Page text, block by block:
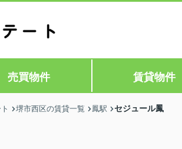
売買物件 賃貸物件
堺市西区の賃貸一覧 鳳駅 セジュール鳳